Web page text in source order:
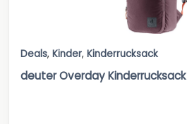
Deals, Kinder, Kinderrucksack
deuter Overday Kinderrucksack